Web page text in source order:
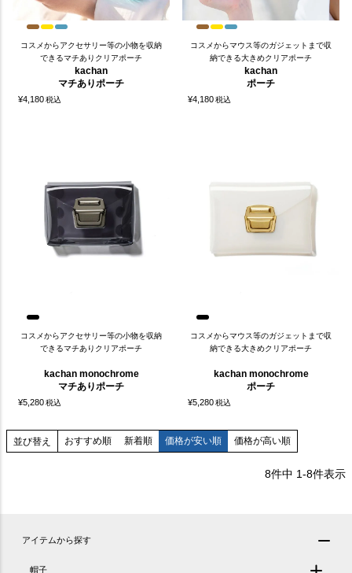
コスメからアクセサリー等の小物を収納
できるマチありクリアポーチ
kachan
マチありポーチ
¥4,180税込
コスメからマウス等のガジェットまで収
納できる大きめクリアポーチ
kachan
ポーチ
¥4,180税込
コスメからアクセサリー等の小物を収納
できるマチありクリアポーチ
kachan monochrome
マチありポーチ
¥5,280税込
コスメからマウス等のガジェットまで収
納できる大きめクリアポーチ
kachan monochrome
ポーチ
¥5,280税込
並び替え おすすめ順 新着順 価格が安い順 価格が高い順
8件中 1-8件表示
アイテムから探す
帽子